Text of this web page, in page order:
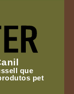
que
pet